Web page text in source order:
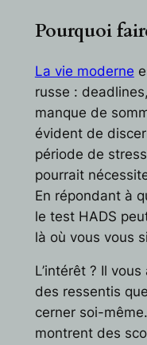
Pourquoi
La vie moderne
russe :
manque de
évident de
période de
pourrait
En répondant à
le test HADS
là où vous vous
L’intérêt ? Il
des ressentis
cerner soi-
montrent des